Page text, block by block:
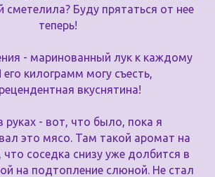
сметелила? Буду прятаться от нее
теперь!
- маринованный лук к каждому
его килограмм могу съесть,
вкуснятина!
руках - вот, что было, пока я
это мясо. Там такой аромат на
что соседка снизу уже долбится в
на подтопление слюной. Не стал